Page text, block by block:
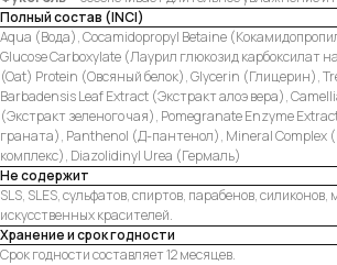
Полный состав (INCI)
Aqua (Вода), Cocamidopropyl Betaine
Glucose Carboxylate (Лаурил глюкозид карбоксилат
(Oat) Protein (Овсяный белок), Glycerin (Глицерин),
Barbadensis Leaf Extract (Экстракт алоэ вера),
(Экстракт зеленого чая), Pomegranate Enzyme
граната), Panthenol (Д-пантенол), Mineral Complex
комплекс), Diazolidinyl Urea (Гермаль)
Не содержит
SLS, SLES, сульфатов, спиртов, парабенов,
искусственных красителей.
Хранение и срок годности
Срок годности составляет 12 месяцев.